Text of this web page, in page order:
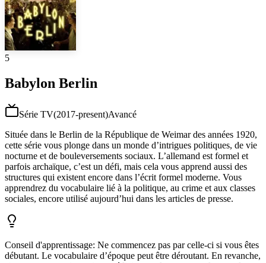
5
Babylon Berlin
Série TV(2017-present)Avancé
Située dans le Berlin de la République de Weimar des années 1920,
cette série vous plonge dans un monde d’intrigues politiques, de vie
nocturne et de bouleversements sociaux. L’allemand est formel et
parfois archaïque, c’est un défi, mais cela vous apprend aussi des
structures qui existent encore dans l’écrit formel moderne. Vous
apprendrez du vocabulaire lié à la politique, au crime et aux classes
sociales, encore utilisé aujourd’hui dans les articles de presse.
Conseil d'apprentissage: Ne commencez pas par celle-ci si vous êtes
débutant. Le vocabulaire d’époque peut être déroutant. En revanche,